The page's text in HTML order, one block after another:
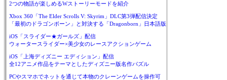
2つの物語が楽しめるWストーリーモードを紹介
Xbox 360「The Elder Scrolls V: Skyrim」DLC第3弾配信決定
「最初のドラゴンボーン」と対決する「Dragonborn」日本語版
iOS「スライダー★ガールズ」配信
ウォータースライダー×美少女のレースアクションゲーム
iOS「上海ディズニー エディション」配信
全12アニメ作品をテーマとしたディズニー版名作パズル
PCやスマホでネットを通じて本物のクレーンゲームを操作可